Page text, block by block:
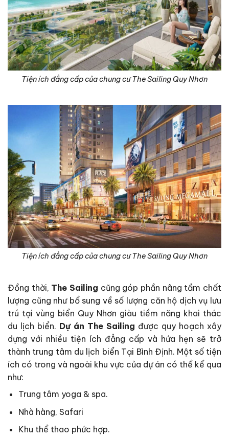
Tiện ích đẳng cấp của chung cư The Sailing Quy Nhơn
Tiện ích đẳng cấp của chung cư The Sailing Quy Nhơn
Đồng thời, The Sailing cũng góp phần nâng tầm chất
lượng cũng như bổ sung về số lượng căn hộ dịch vụ lưu
trú tại vùng biển Quy Nhơn giàu tiềm năng khai thác
du lịch biển. Dự án The Sailing được quy hoạch xây
dựng với nhiều tiện ích đẳng cấp và hứa hẹn sẽ trở
thành trung tâm du lịch biển Tại Bình Định. Một số tiện
ích có trong và ngoài khu vực của dự án có thể kể qua
như:
Trung tâm yoga & spa.
Nhà hàng, Safari
Khu thể thao phức hợp.